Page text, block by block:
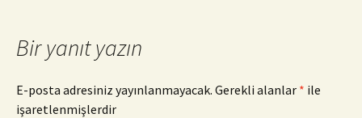
Bir yanıt yazın
E-posta adresiniz yayınlanmayacak. Gerekli alanlar * ile
işaretlenmişlerdir